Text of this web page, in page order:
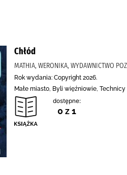
Chłód
MATHIA, WERONIKA, WYDAWNICTWO
Rok wydania: Copyright 2026.
Małe miasto, Byli więźniowie,
dostępne:
0 z 1